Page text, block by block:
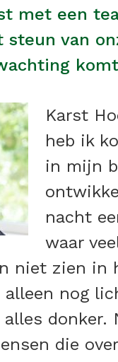
met een
steun van
Karst
heb ik
in mijn
nacht
waar
niet zien in
nog
die